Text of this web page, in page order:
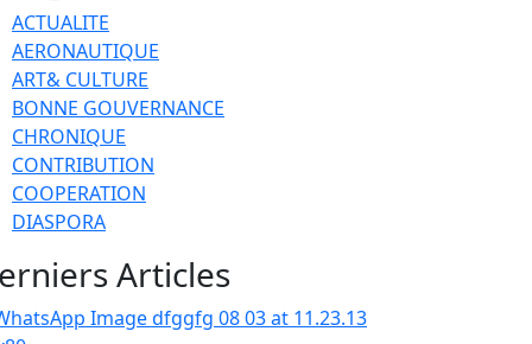
ACTUALITE
AERONAUTIQUE
ART& CULTURE
BONNE GOUVERNANCE
CHRONIQUE
CONTRIBUTION
COOPERATION
DIASPORA
Articles